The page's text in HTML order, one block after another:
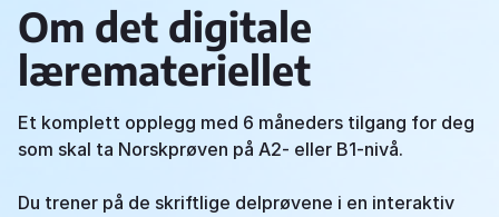
Om det digitale
læremateriellet
Et komplett opplegg med 6 måneders tilgang for deg
som skal ta Norskprøven på A2- eller B1-nivå.
Du trener på de skriftlige delprøvene i en interaktiv